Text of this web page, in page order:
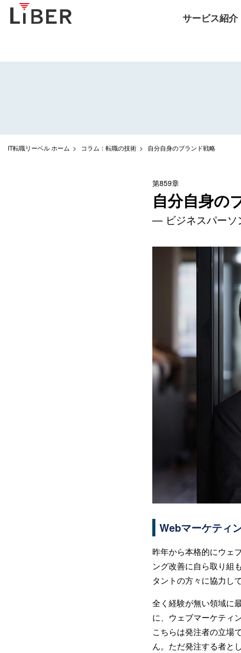
サービス紹介
IT転職リーベル ホーム コラム：転職の技術 自分自身のブランド戦略
第859章
自分自身の
— ビジネスパーソ
Webマーケティ
昨年から本格的にウェ
ング改善に自ら取り組
タントの方々に協力し
全く経験が無い領域に
に、ウェブマーケティ
こちらは発注者の立場
ん。ただ発注する者と